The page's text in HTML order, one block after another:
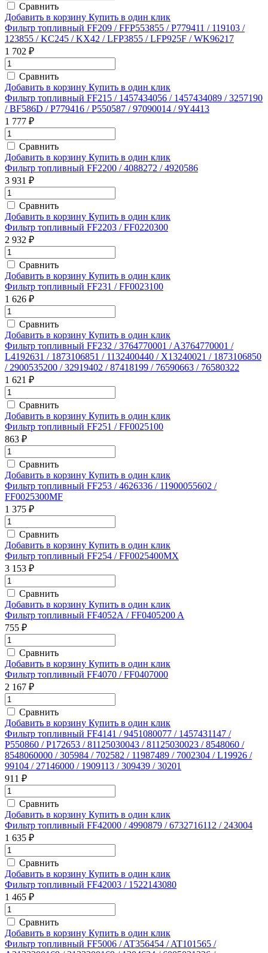
Сравнить
Добавить в корзину Купить в один клик
Фильтр топливный FF209 / FFP553855 / P779411 / 119103 /
123855 / KC245 / KX42 / LFP3855 / LFP925F / WK96217
1 702 ₽
Сравнить
Добавить в корзину Купить в один клик
Фильтр топливный FF215 / 1457434056 / 1457434089 / 3257190
/ BF586D / P779416 / P550587 / 97090014 / 9Y4413
1 777 ₽
Сравнить
Добавить в корзину Купить в один клик
Фильтр топливный FF2200 / 4088272 / 4920586
3 931 ₽
Сравнить
Добавить в корзину Купить в один клик
Фильтр топливный FF2203 / FF0220300
2 932 ₽
Сравнить
Добавить в корзину Купить в один клик
Фильтр топливный FF231 / FF0023100
1 626 ₽
Сравнить
Добавить в корзину Купить в один клик
Фильтр топливный FF232 / 3764770001 / A3764770001 /
L4192631 / 1873106851 / 1132400440 / X13240021 / 1873106850
/ 2900535200 / 32919402 / 87418199 / 76590663 / 76580322
1 621 ₽
Сравнить
Добавить в корзину Купить в один клик
Фильтр топливный FF251 / FF0025100
863 ₽
Сравнить
Добавить в корзину Купить в один клик
Фильтр топливный FF253 / 4626336 / 11900055602 /
FF0025300MF
1 375 ₽
Сравнить
Добавить в корзину Купить в один клик
Фильтр топливный FF254 / FF0025400MX
3 153 ₽
Сравнить
Добавить в корзину Купить в один клик
Фильтр топливный FF4052А / FF0405200 A
755 ₽
Сравнить
Добавить в корзину Купить в один клик
Фильтр топливный FF4070 / FF0407000
2 167 ₽
Сравнить
Добавить в корзину Купить в один клик
Фильтр топливный FF4141 / 9451080077 / 1457431147 /
P550860 / P172653 / 81125030043 / 81125030023 / 8548060 /
8548060000 / 305984 / 702582 / 11987489 / 7002304 / L19926 /
99104 / 27146000 / 1909113 / 309439 / 30201
911 ₽
Сравнить
Добавить в корзину Купить в один клик
Фильтр топливный FF42000 / 4990879 / 6732716112 / 243004
1 635 ₽
Сравнить
Добавить в корзину Купить в один клик
Фильтр топливный FF42003 / 1522143080
1 465 ₽
Сравнить
Добавить в корзину Купить в один клик
Фильтр топливный FF5006 / AT356454 / AT101565 /